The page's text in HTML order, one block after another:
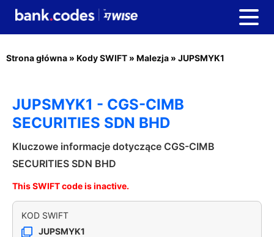
Strona główna » Kody SWIFT » Malezja » JUPSMYK1
JUPSMYK1 - CGS-CIMB
SECURITIES SDN BHD
Kluczowe informacje dotyczące CGS-CIMB
SECURITIES SDN BHD
This SWIFT code is inactive.
KOD SWIFT
JUPSMYK1